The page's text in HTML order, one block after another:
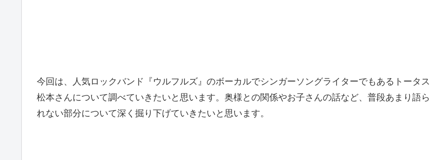
今回は、人気ロックバンド『ウルフルズ』のボーカルでシンガーソングライターでもあるトータス
松本さんについて調べていきたいと思います。奥様との関係やお子さんの話など、普段あまり語ら
れない部分について深く掘り下げていきたいと思います。